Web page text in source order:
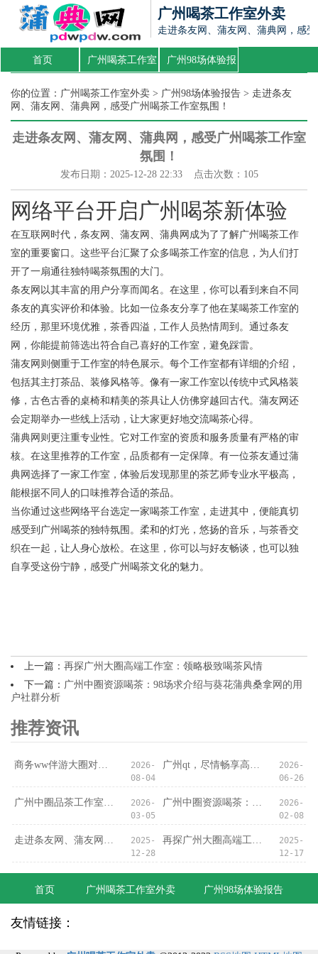
广州喝茶工作室外卖
走进条友网、蒲友网、蒲典网，感
首页 广州喝茶工作室
外卖
广州98场体验报
你的位置： 广州喝茶工作室外卖 > 广州98场体验报告 > 走进条友
网、蒲友网、蒲典网，感受广州喝茶工作室氛围！
走进条友网、蒲友网、蒲典网，感受广州喝茶工作室
氛围！
发布日期：2025-12-28 22:33 点击次数：105
网络平台开启广州喝茶新体验
在互联网时代，条友网、蒲友网、蒲典网成为了了解广州喝茶工作
室的重要窗口。这些平台汇聚了众多喝茶工作室的信息，为人们打
开了一扇通往独特喝茶氛围的大门。
条友网以其丰富的用户分享而闻名。在这里，你可以看到来自不同
条友的真实评价和体验。比如一位条友分享了他在某喝茶工作室的
经历，那里环境优雅，茶香四溢，工作人员热情周到。通过条友
网，你能提前筛选出符合自己喜好的工作室，避免踩雷。
蒲友网则侧重于工作室的特色展示。每个工作室都有详细的介绍，
包括其主打茶品、装修风格等。像有一家工作室以传统中式风格装
修，古色古香的桌椅和精美的茶具让人仿佛穿越回古代。蒲友网还
会定期举办一些线上活动，让大家更好地交流喝茶心得。
蒲典网则更注重专业性。它对工作室的资质和服务质量有严格的审
核。在这里推荐的工作室，品质都有一定保障。有一位茶友通过蒲
典网选择了一家工作室，体验后发现那里的茶艺师专业水平极高，
能根据不同人的口味推荐合适的茶品。
当你通过这些网络平台选定一家喝茶工作室，走进其中，便能真切
感受到广州喝茶的独特氛围。柔和的灯光，悠扬的音乐，与茶香交
织在一起，让人身心放松。在这里，你可以与好友畅谈，也可以独
自享受这份宁静，感受广州喝茶文化的魅力。
上一篇： 再探广州大圈高端工作室：领略极致喝茶风情
下一篇： 广州中圈资源喝茶：98场求介绍与葵花蒲典桑拿网的用
户社群分析
推荐资讯
商务ww伴游大圈对比广州中高端服务：伴游服务安全指南_136
2026-
08-04
广州qt，尽情畅享高端体验的乐趣！
2026-
06-26
广州中圈品茶工作室对比广州中圈自带工作室：中端茶室消费升级_109
2026-
03-05
广州中圈资源喝茶：98场求介绍与葵花蒲典桑拿网的用户社群分析
2026-
02-08
走进条友网、蒲友网、蒲典网，感受广州喝茶工作室氛围！
2025-
12-28
再探广州大圈高端工作室：领略极致喝茶风情
2025-
12-17
首页 广州喝茶工作室外卖 广州98场体验报告
友情链接：